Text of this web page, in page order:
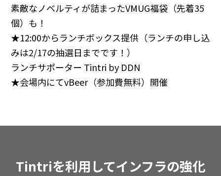
素敵なノベルティが詰まったVMUG福袋（先着35
個）も！
★12:00からランチボックス提供（ランチの申し込
みは2/17の抽選日までです！）
ランチサポーター Tintri by DDN
★会場内にてvBeer（参加費無料）開催
Tintriを利用してインフラの強化